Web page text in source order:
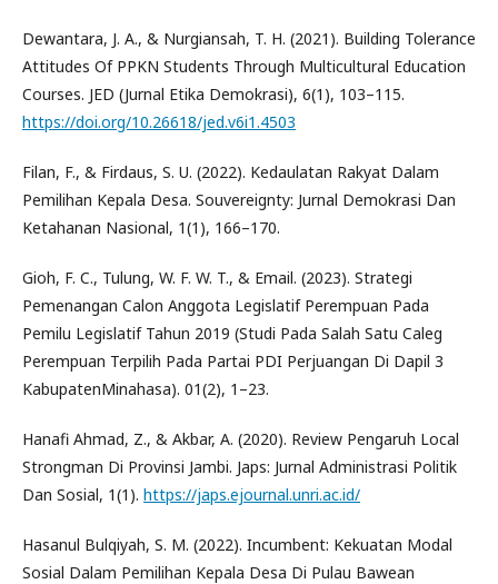
Dewantara, J. A., & Nurgiansah, T. H. (2021). Building Tolerance
Attitudes Of PPKN Students Through Multicultural Education
Courses. JED (Jurnal Etika Demokrasi), 6(1), 103–115.
https://doi.org/10.26618/jed.v6i1.4503
Filan, F., & Firdaus, S. U. (2022). Kedaulatan Rakyat Dalam
Pemilihan Kepala Desa. Souvereignty: Jurnal Demokrasi Dan
Ketahanan Nasional, 1(1), 166–170.
Gioh, F. C., Tulung, W. F. W. T., & Email. (2023). Strategi
Pemenangan Calon Anggota Legislatif Perempuan Pada
Pemilu Legislatif Tahun 2019 (Studi Pada Salah Satu Caleg
Perempuan Terpilih Pada Partai PDI Perjuangan Di Dapil 3
KabupatenMinahasa). 01(2), 1–23.
Hanafi Ahmad, Z., & Akbar, A. (2020). Review Pengaruh Local
Strongman Di Provinsi Jambi. Japs: Jurnal Administrasi Politik
Dan Sosial, 1(1). https://japs.ejournal.unri.ac.id/
Hasanul Bulqiyah, S. M. (2022). Incumbent: Kekuatan Modal
Sosial Dalam Pemilihan Kepala Desa Di Pulau Bawean